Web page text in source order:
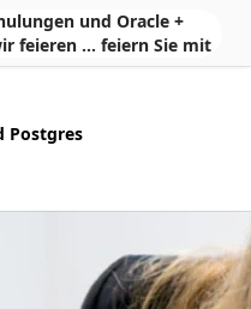
und Oracle +
feieren ... feiern Sie mit
Postgres